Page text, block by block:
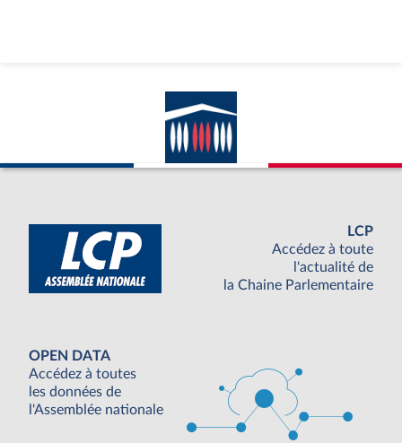
LCP
Accédez à toute
l'actualité de
la Chaine Parlementaire
OPEN DATA
Accédez à toutes
les données de
l'Assemblée nationale